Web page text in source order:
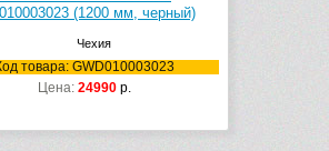
(1200 мм, черный)
Чехия
товара: GWD010003023
Цена: 24990 р.